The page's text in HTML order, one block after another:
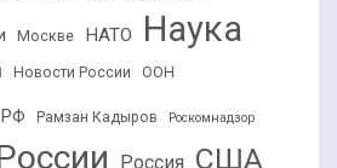
Москве НАТО Наука
Новости России ООН
РФ Рамзан Кадыров Роскомнадзор
Россия США